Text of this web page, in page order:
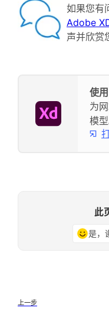
如果您有
Adobe
声并欣赏
使
为
模型
此
是，
上一步